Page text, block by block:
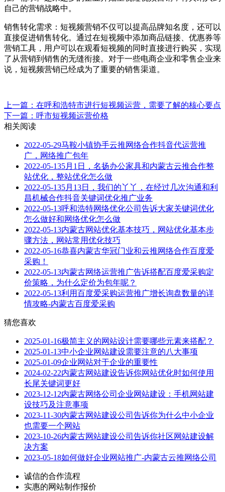
自己的营销战略中。
销售转化需求：短视频营销不仅可以提高品牌知名度，还可以
直接促进销售转化。通过在短视频中添加商品链接、优惠券等
营销工具，用户可以在观看短视频的同时直接进行购买，实现
了从营销到销售的无缝衔接。对于一些电商企业和零售企业来
说，短视频营销已经成为了重要的销售渠道。
上一篇：在呼和浩特市进行短视频运营，需要了解的核心要点
下一篇：呼市短视频运营价格
相关阅读
2022-05-29马鞍小镇协手云推网络合作抖音代运营推
广，网络推广包年
2022-05-135月1日，名扬办公家具和内蒙古云推合作整
站优化，整站优化怎么做
2022-05-135月13日，我们的丫丫，在经过几次沟通和利
昌机械合作抖音关键词优化推广业务
2022-05-13呼和浩特网络优化公司告诉大家关键词优化
怎么做好和网络优化怎么做
2022-05-13内蒙古网站优化基本技巧，网站优化基本步
骤方法，网站常用优化技巧
2022-05-16恭喜内蒙古华冠门业和云推网络合作百度爱
采购！
2022-05-13内蒙古网络运营推广告诉搭配百度爱采购定
价策略，为什么定价为包年呢？
2022-05-13利用百度爱采购运营推广增长询盘数量的详
情攻略-内蒙古百度爱采购
猜您喜欢
2025-01-16极简主义的网站设计需要哪些元素来搭配？
2025-01-13中小企业网站建设需要注意的八大事项
2025-01-09企业网站对于企业的重要性
2024-02-22内蒙古网站建设告诉你网站优化时如何使用
长尾关键词更好
2023-12-12内蒙古网络公司企业网站建设：手机网站建
设技巧及注意事项
2023-11-30内蒙古网站建设公司告诉你为什么中小企业
也需要一个网站
2023-10-26内蒙古网站建设公司告诉你社区网站建设解
决方案
2023-05-18如何做好企业网站推广-内蒙古云推网络公司
诚信的合作流程
实惠的网站制作报价